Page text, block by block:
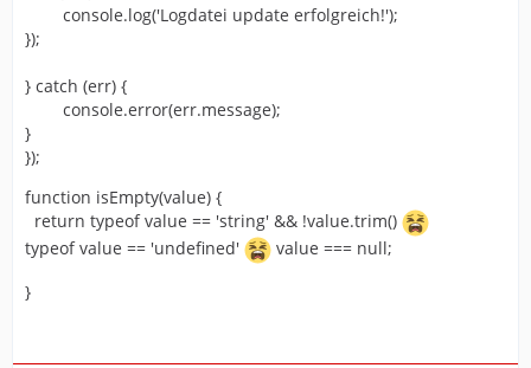
console.log('Logdatei update erfolgreich!');
});
} catch (err) {
console.error(err.message);
}
});
function isEmpty(value) {
return typeof value == 'string' && !value.trim()
typeof value == 'undefined'
value === null;
}